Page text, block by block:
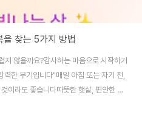
을 찾는 5가지 방법
지 않을까요?감사하는 마음으로 시작하기
한 무기입니다"매일 아침 또는 자기 전,
이라도 좋습니다따뜻한 햇살, 편안한 잠
관 하나가삶 전체를 긍정의 시선으로 바